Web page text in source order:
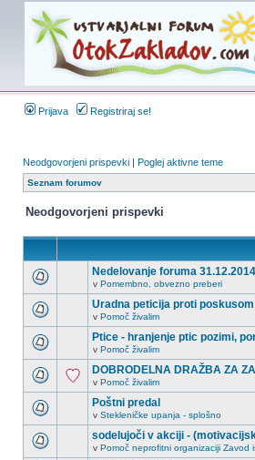
Prijava Registriraj se!
Neodgovorjeni prispevki | Poglej aktivne teme
Seznam forumov
Neodgovorjeni prispevki
Nedelovanje foruma 31.12.2014
v Pomembno, obvezno preberi
Uradna peticija proti
v Pomoč živalim
Ptice - hranjenje ptic pozimi,
v Pomoč živalim
DOBRODELNA DRAŽBA ZA
v Pomoč živalim
Poštni predal
v Stekleničke upanja - splošno
sodelujoči v akciji -
v Pomoč neprofitni organizaciji Zavod